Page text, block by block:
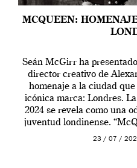
MCQUEEN:
Seán McGirr ha
director creativo de
homenaje a la ciudad
icónica marca: Londres.
2024 se revela como una
juventud londinense.
en Londres y
23 / 07 /